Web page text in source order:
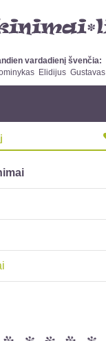
vardadienį švenčia:
Elidijus Gustavas